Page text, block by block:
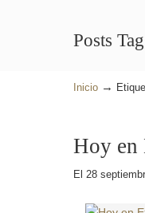
Posts
Inicio →
Hoy
El 28